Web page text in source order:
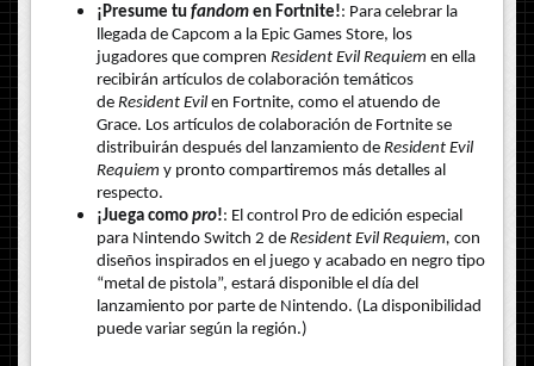
¡Presume tu fandom en Fortnite!: Para celebrar la
llegada de Capcom a la Epic Games Store, los
jugadores que compren Resident Evil Requiem en ella
recibirán artículos de colaboración temáticos
de Resident Evilen Fortnite, como el atuendo de
Grace. Los artículos de colaboración de Fortnite se
distribuirán después del lanzamiento de Resident Evil
Requiem y pronto compartiremos más detalles al
respecto.
¡Juega como pro!: El control Pro de edición especial
para Nintendo Switch 2 de Resident Evil Requiem, con
diseños inspirados en el juego y acabado en negro tipo
“metal de pistola”, estará disponible el día del
lanzamiento por parte de Nintendo. (La disponibilidad
puede variar según la región.)